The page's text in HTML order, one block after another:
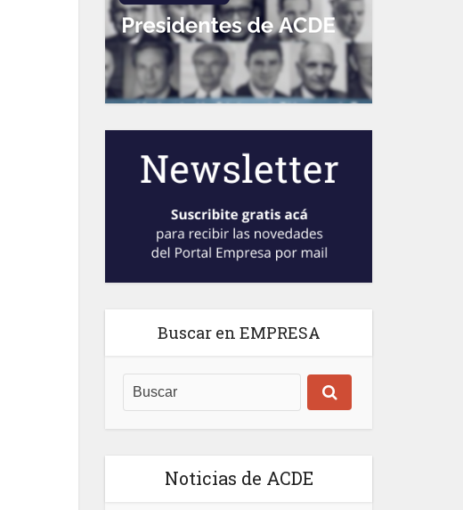
Buscar en EMPRESA
Noticias de ACDE